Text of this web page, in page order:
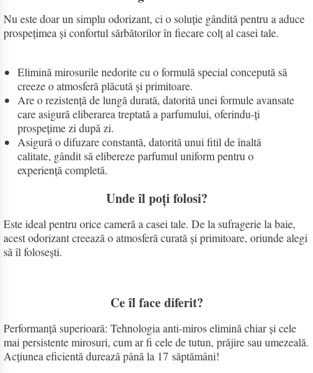
Nu este doar un simplu odorizant, ci o soluție gândită pentru a aduce
prospețimea și confortul sărbătorilor în fiecare colț al casei tale.
Elimină mirosurile nedorite cu o formulă special concepută să
creeze o atmosferă plăcută și primitoare.
Are o rezistență de lungă durată, datorită unei formule avansate
care asigură eliberarea treptată a parfumului, oferindu-ți
prospețime zi după zi.
Asigură o difuzare constantă, datorită unui fitil de înaltă
calitate, gândit să elibereze parfumul uniform pentru o
experiență completă.
Unde îl poți folosi?
Este ideal pentru orice cameră a casei tale. De la sufragerie la baie,
acest odorizant creează o atmosferă curată și primitoare, oriunde alegi
să îl folosești.
Ce îl face diferit?
Performanță superioară: Tehnologia anti-miros elimină chiar și cele
mai persistente mirosuri, cum ar fi cele de tutun, prăjire sau umezeală.
Acțiunea eficientă durează până la 17 săptămâni!